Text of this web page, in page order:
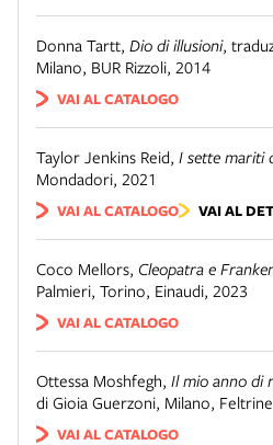
Donna Tartt, Dio di illusioni,
Milano, BUR Rizzoli, 2014
VAI AL CATALOGO
Taylor Jenkins Reid, I sette mariti
Mondadori, 2021
VAI AL CATALOGO VAI AL
Coco Mellors, Cleopatra e
Palmieri, Torino, Einaudi, 2023
VAI AL CATALOGO
Ottessa Moshfegh, Il mio anno di
di Gioia Guerzoni, Milano,
VAI AL CATALOGO